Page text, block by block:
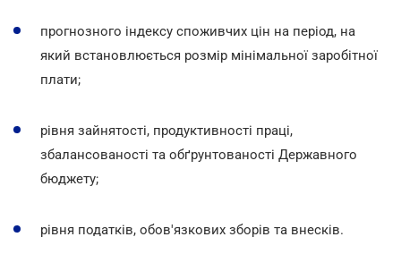
прогнозного індексу споживчих цін на період, на
який встановлюється розмір мінімальної заробітної
плати;
рівня зайнятості, продуктивності праці,
збалансованості та обґрунтованості Державного
бюджету;
рівня податків, обов'язкових зборів та внесків.